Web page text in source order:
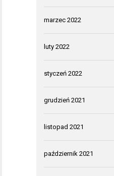
marzec 2022
luty 2022
styczeń 2022
grudzień 2021
listopad 2021
październik 2021